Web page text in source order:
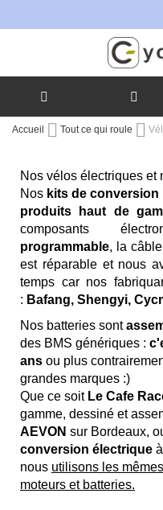
Allez
Accueil Tout ce qui roule
Nos vélos électriques et
Nos kits de
produits haut de
composants
programmable, la
est réparable et nous
temps car nos
: Bafang, Shengyi,
Nos batteries sont
des BMS génériques :
ans ou plus
grandes marques :)
Que ce soit Le Cafe
gamme, dessiné et
AEVON sur Bordeaux,
conversion électrique
nous utilisons les
moteurs et batteries.